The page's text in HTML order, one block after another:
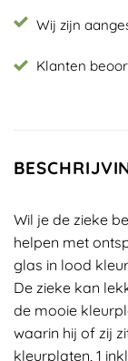
Wij zijn
Klanten
Wil je de zieke
helpen met
glas in lood
De zieke kan
de mooie
waarin hij of zij
kleurplaten, 1